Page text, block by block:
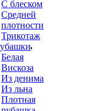
С блеском
Средней
плотности
Трикотаж
Белая
Вискоза
Из денима
Из льна
Плотная